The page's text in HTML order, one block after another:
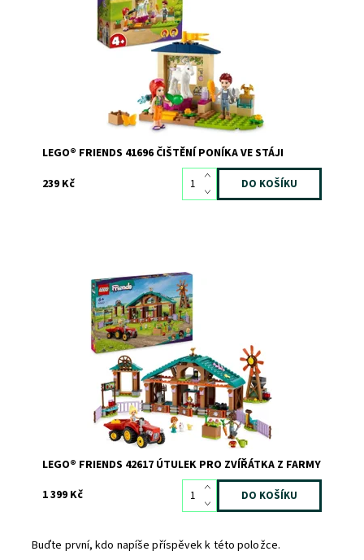
Dostupnost:
Skladem1
10500
LEGO
LEGO® FRIENDS 41696 ČIŠTĚNÍ PONÍKA VE STÁJI
239 Kč
Model farmy s postavami LEGO® Friends
Dostupnost:
Skladem2
11436
LEGO
LEGO® FRIENDS 42617 ÚTULEK PRO ZVÍŘÁTKA Z FARMY
1 399 Kč
Buďte první, kdo napíše příspěvek k této položce.